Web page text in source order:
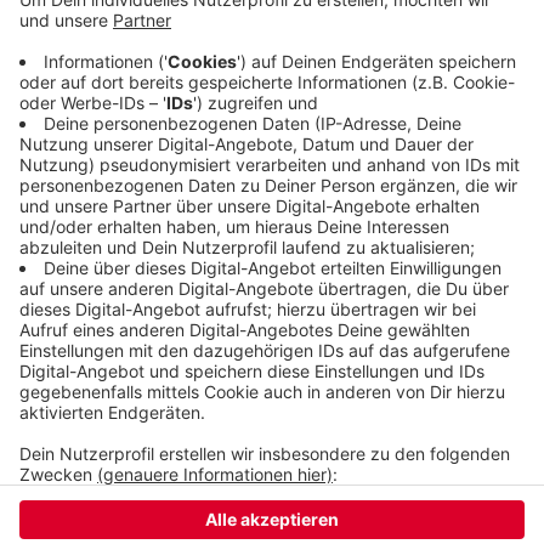
Betreiber - auch weil sie während der Corona-
Beschränkungen mit dem Autokino am Carnaper
Platz dnen Menschen in Wuppertal eines der
wenigen kuturellen Angebote in dieser Zeit
gemacht haben.
Veröffentlicht:Samstag, 18.07.2020 07:52
Anzeige